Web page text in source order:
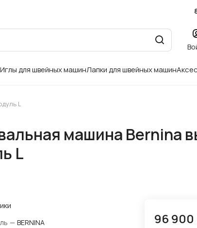
Иглы для швейных машинЛапки для швейных машин
L
машина Bernina
L
— BERNINA
96 900